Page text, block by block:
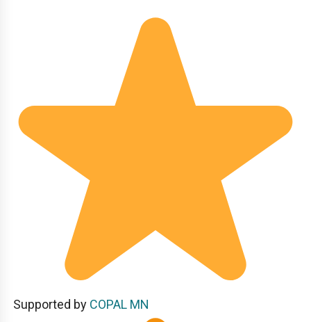
Supported by COPAL MN